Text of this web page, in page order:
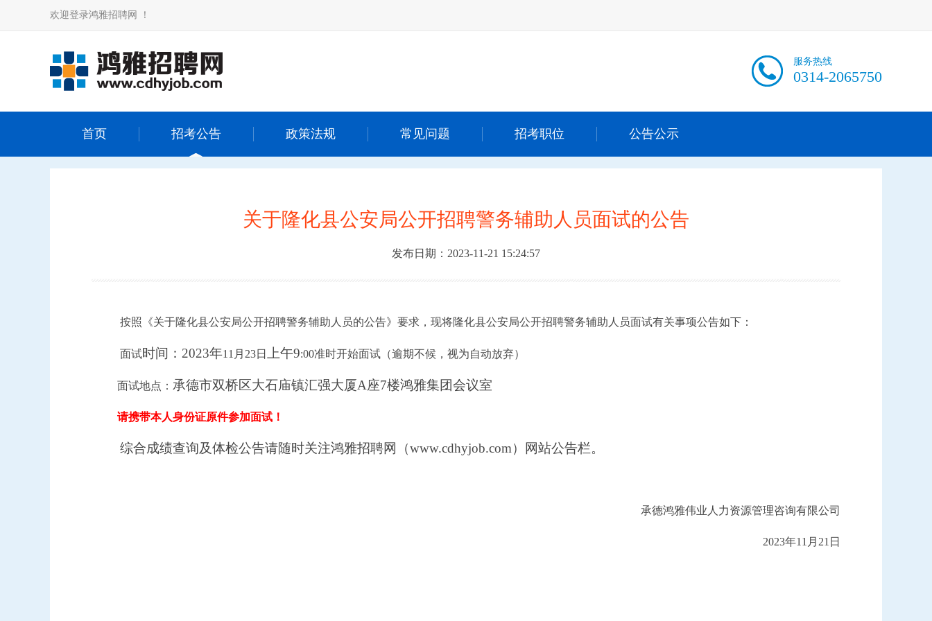
欢迎登录鸿雅招聘网 ！
服务热线
0314-2065750
首页 招考公告 政策法规 常见问题 招考职位 公告公示
关于隆化县公安局公开招聘警务辅助人员面试的公告
发布日期：2023-11-21 15:24:57
按照《关于隆化县公安局公开招聘警务辅助人员的公告》要求，现将隆化县公安局公开招聘警务辅助人员面试有关事项公告如下：
面试时间： 2023年11 月 23日 上午9:00准时开始面试 （逾期不候 ，视为自动放弃）
面试地点： 承德市双桥区大石庙镇汇强大厦A座7楼鸿雅集团会议室
请携带本人身份证原件参加面试！
综合成绩查询及体检公告请随时关注鸿雅招聘网（www.cdhyjob.com）网站公告栏。
承德鸿雅伟业人力资源管理咨询有限公司
2023年11 月 21 日